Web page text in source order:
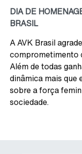
DIA DE
BRASIL
A AVK Brasil
comprometimento
Além de todas
dinâmica mais que
sobre a força
sociedade.